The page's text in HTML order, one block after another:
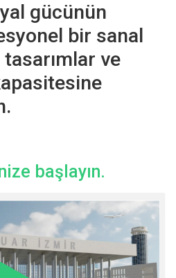
gücünün
bir sanal
ve
başlayın.